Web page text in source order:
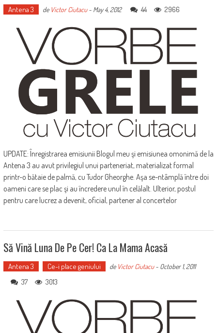
Antena 3 de Victor Ciutacu- May 4, 2012 44 2966
UPDATE: Înregistrarea emisiunii Blogul meu şi emisiunea omonimă de la
Antena 3 au avut privilegiul unui parteneriat, materializat formal
printr-o bătaie de palmă, cu Tudor Gheorghe. Aşa se-ntâmplă între doi
oameni care se plac şi au încredere unul în celălalt. Ulterior, postul
pentru care lucrez a devenit, oficial, partener al concertelor
Să Vină Luna De Pe Cer! Ca La Mama Acasă
Antena 3 Ce-i place geniului de Victor Ciutacu- October 1, 2011
37 3013